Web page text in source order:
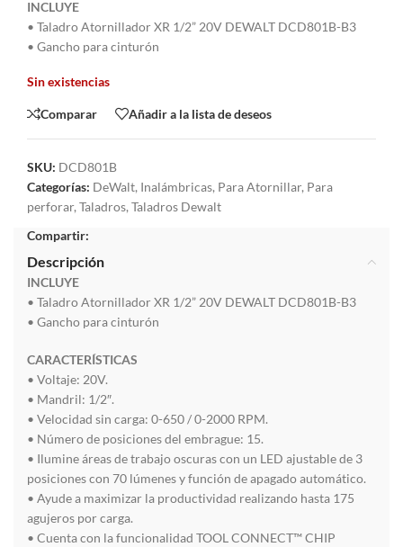
INCLUYE
• Taladro Atornillador XR 1/2” 20V DEWALT DCD801B-B3
• Gancho para cinturón
Sin existencias
Comparar Añadir a la lista de deseos
SKU: DCD801B
Categorías: DeWalt, Inalámbricas, Para Atornillar, Para
perforar, Taladros, Taladros Dewalt
Compartir:
Descripción
INCLUYE
• Taladro Atornillador XR 1/2” 20V DEWALT DCD801B-B3
• Gancho para cinturón
CARACTERÍSTICAS
• Voltaje: 20V.
• Mandril: 1/2″.
• Velocidad sin carga: 0-650 / 0-2000 RPM.
• Número de posiciones del embrague: 15.
• Ilumine áreas de trabajo oscuras con un LED ajustable de 3
posiciones con 70 lúmenes y función de apagado automático.
• Ayude a maximizar la productividad realizando hasta 175
agujeros por carga.
• Cuenta con la funcionalidad TOOL CONNECT™ CHIP